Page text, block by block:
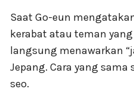
Saat Go-eun
kerabat atau teman
langsung menawarkan
Jepang. Cara yang
seo.